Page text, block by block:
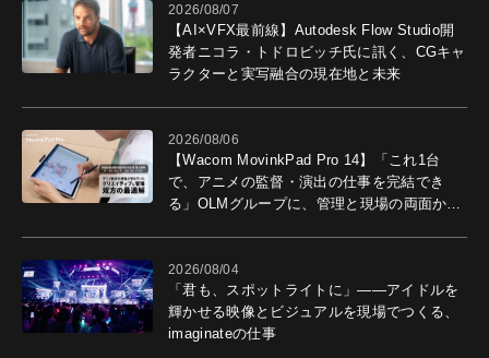
2026/08/07
【AI×VFX最前線】Autodesk Flow Studio開
発者ニコラ・トドロビッチ氏に訊く、CGキャ
ラクターと実写融合の現在地と未来
2026/08/06
【Wacom MovinkPad Pro 14】「これ1台
で、アニメの監督・演出の仕事を完結でき
る」OLMグループに、管理と現場の両面から
2026/08/04
「君も、スポットライトに」――アイドルを
輝かせる映像とビジュアルを現場でつくる、
imaginateの仕事